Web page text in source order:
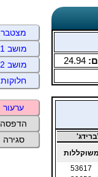
24.94
משוקללות
53617
מצטבר
מושב 1
מושב 2
חלוקות
ערעור
הדפסה
סגירה